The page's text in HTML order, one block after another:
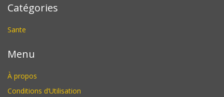
Catégories
Sante
Menu
À propos
Conditions d’Utilisation